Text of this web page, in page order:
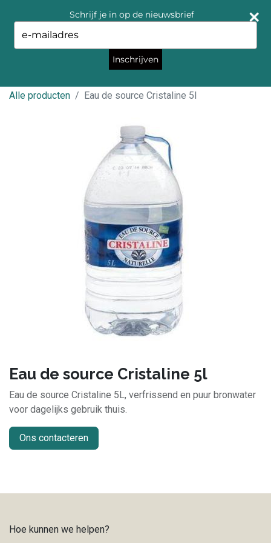
Alle producten Eau de source Cristaline 5l
Eau de source Cristaline 5l
Eau de source Cristaline 5L, verfrissend en puur bronwater
voor dagelijks gebruik thuis.
Ons contacteren
Hoe kunnen we helpen?
Schrijf je in op de nieuwsbrief
your
email
Inschrijven